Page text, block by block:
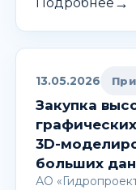
13.05.2026
Закупка
3D-
больших
АО